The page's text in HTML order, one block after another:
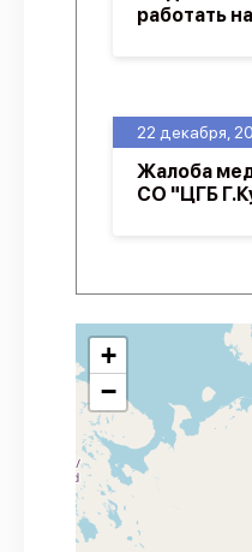
22 декабря,
Жалоба
СО "ЦГБ
работать
+
−